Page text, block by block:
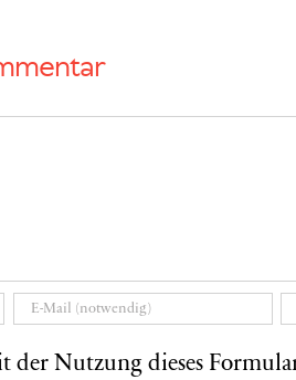
der Nutzung dieses